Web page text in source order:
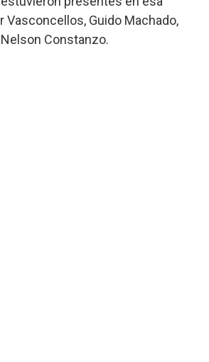
Vasconcellos, Guido Machado,
Constanzo.